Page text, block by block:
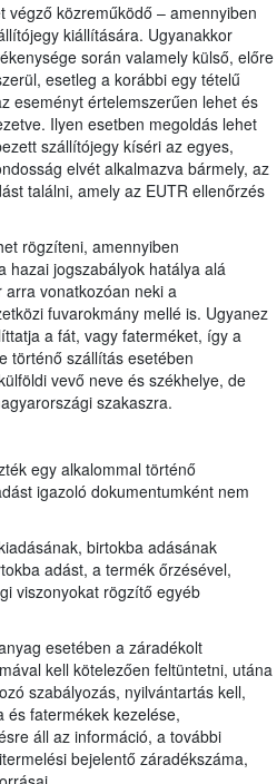
végző közreműködő – amennyiben
kiállítására. Ugyanakkor
során valamely külső, előre
esetleg a korábbi egy tételű
eseményt értelemszerűen lehet és
Ilyen esetben megoldás lehet
szállítójegy kíséri az egyes,
elvét alkalmazva bármely, az
találni, amely az EUTR ellenőrzés
rögzíteni, amennyiben
hazai jogszabályok hatálya alá
vonatkozóan neki a
fuvarokmány mellé is. Ugyanez
a fát, vagy faterméket, így a
történő szállítás esetében
vevő neve és székhelye, de
szakaszra.
egy alkalommal történő
igazoló dokumentumként nem
birtokba adásának
adást, a termék őrzésével,
viszonyokat rögzítő egyéb
esetében a záradékolt
kell kötelezően feltüntetni, utána
szabályozás, nyilvántartás kell,
és fatermékek kezelése,
áll az információ, a további
bejelentő záradékszáma,